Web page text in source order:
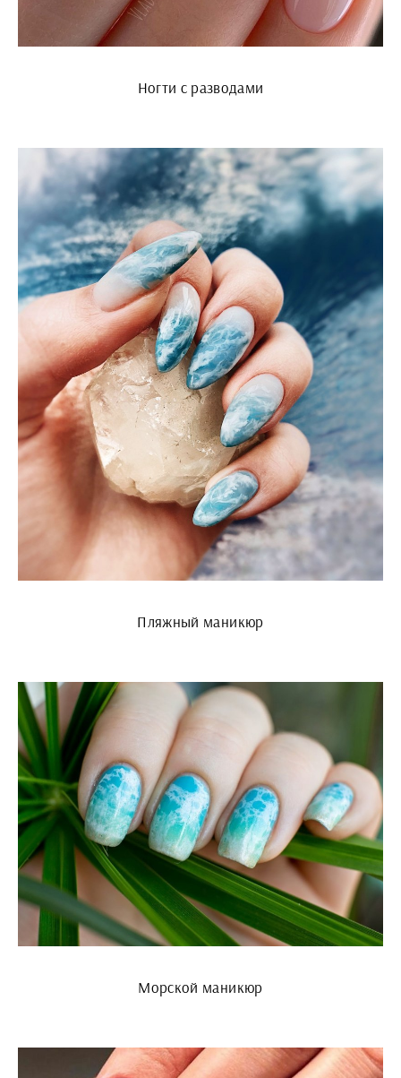
Ногти с разводами
Пляжный маникюр
Морской маникюр